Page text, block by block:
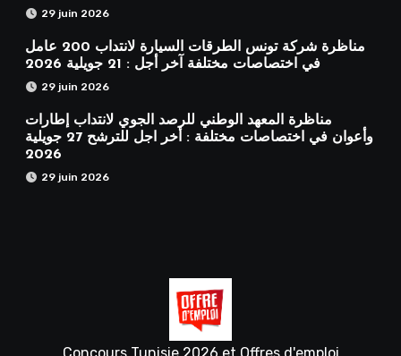
29 juin 2026
مناظرة شركة تونس الطرقات السيارة لانتداب 200 عامل
في اختصاصات مختلفة آخر أجل : 21 جويلية 2026
29 juin 2026
مناظرة المعهد الوطني للرصد الجوي لانتداب إطارات
وأعوان في اختصاصات مختلفة : أخر اجل للترشح 27 جويلية
2026
29 juin 2026